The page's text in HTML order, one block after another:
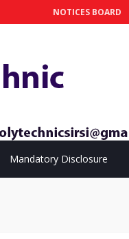
NOTICES BOARD
Mandatory Disclosure